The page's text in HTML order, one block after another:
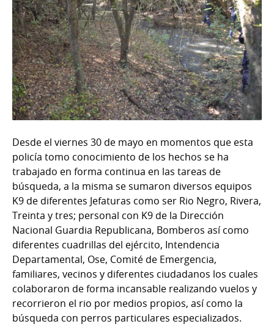
Desde el viernes 30 de mayo en momentos que esta
policía tomo conocimiento de los hechos se ha
trabajado en forma continua en las tareas de
búsqueda, a la misma se sumaron diversos equipos
K9 de diferentes Jefaturas como ser Rio Negro, Rivera,
Treinta y tres; personal con K9 de la Dirección
Nacional Guardia Republicana, Bomberos así como
diferentes cuadrillas del ejército, Intendencia
Departamental, Ose, Comité de Emergencia,
familiares, vecinos y diferentes ciudadanos los cuales
colaboraron de forma incansable realizando vuelos y
recorrieron el rio por medios propios, así como la
búsqueda con perros particulares especializados.